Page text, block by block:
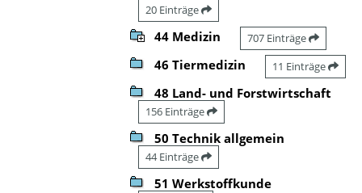
20 Einträge
44 Medizin 707 Einträge
46 Tiermedizin 11 Einträge
48 Land- und Forstwirtschaft
156 Einträge
50 Technik allgemein
44 Einträge
51 Werkstoffkunde